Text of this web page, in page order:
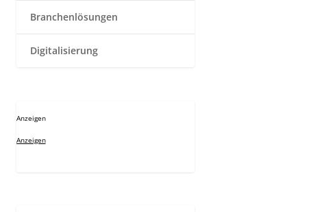
Branchenlösungen
Digitalisierung
Anzeigen
Anzeigen